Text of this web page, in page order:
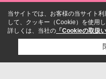
当サイトでは、お客様の当サイト
して、クッキー（Cookie）を使用し
詳しくは、当社の 「Cookieの取扱